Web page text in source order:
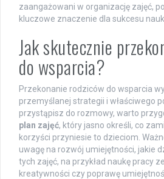
zaangażowani w organizację zajęć,
kluczowe znaczenie dla sukcesu
Jak skutecznie
do wsparcia?
Przekonanie rodziców do wsparcia
przemyślanej strategii i właściwego
przystąpisz do rozmowy, warto
plan zajęć, który jasno określi, co
korzyści przyniesie to dzieciom.
uwagę na rozwój umiejętności, jakie
tych zajęć, na przykład naukę pracy
kreatywności czy poprawę